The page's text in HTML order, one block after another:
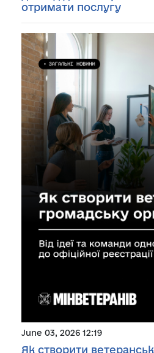
отримати послугу
June 03, 2026 12:19
Як створити